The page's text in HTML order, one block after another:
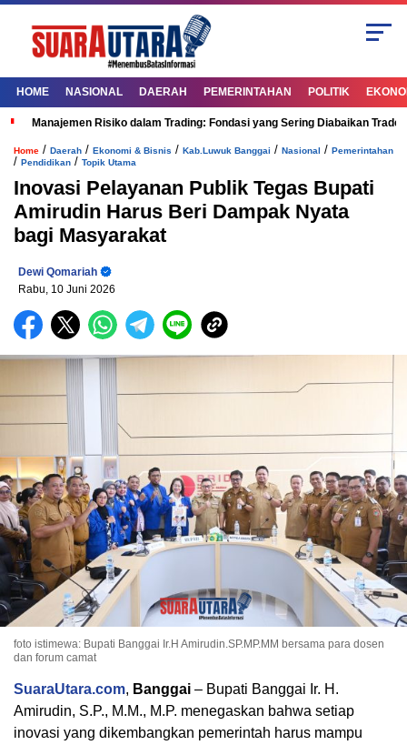
HOME NASIONAL DAERAH PEMERINTAHAN POLITIK
Manajemen Risiko dalam Trading: Fondasi yang Sering Diabaikan
Home / Daerah / Ekonomi & Bisnis / Kab.Luwuk Banggai / Nasional / Pemerintahan
/ Pendidikan / Topik Utama
Inovasi Pelayanan Publik Tegas Bupati
Amirudin Harus Beri Dampak Nyata
bagi Masyarakat
Dewi Qomariah
Rabu, 10 Juni 2026
foto istimewa: Bupati Banggai Ir.H Amirudin.SP.MP.MM bersama para dosen
dan forum camat
SuaraUtara.com, Banggai – Bupati Banggai Ir. H.
Amirudin, S.P., M.M., M.P. menegaskan bahwa setiap
inovasi yang dikembangkan pemerintah harus mampu